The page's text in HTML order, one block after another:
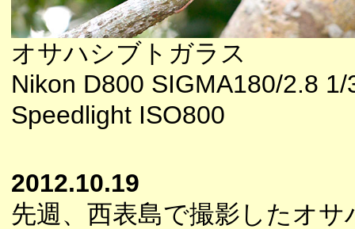
オサハシブトガラス
Nikon D800 SIGMA180/2.8 1/
Speedlight ISO800
2012.10.19
先週、西表島で撮影したオ